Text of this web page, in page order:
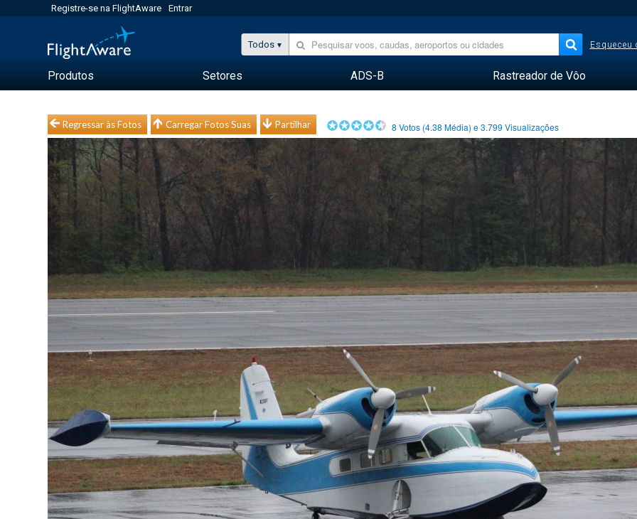
Registre-se na FlightAware Entrar
Todos Esqueceu
Produtos Setores ADS-B Rastreador de Vôo
Regressar às Fotos Carregar Fotos Suas Partilhar 8 Votos (4.38 Média) e3.799 Visualizações